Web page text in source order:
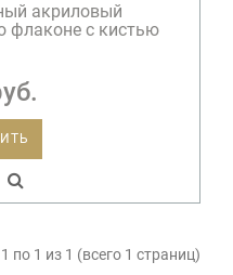
акриловый
флаконе с кистью
по 1 из 1 (всего 1 страниц)